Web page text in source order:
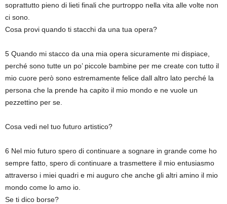
soprattutto pieno di lieti finali che purtroppo nella vita alle volte non
ci sono.
Cosa provi quando ti stacchi da una tua opera?
5 Quando mi stacco da una mia opera sicuramente mi dispiace,
perché sono tutte un po’ piccole bambine per me create con tutto il
mio cuore però sono estremamente felice dall altro lato perché la
persona che la prende ha capito il mio mondo e ne vuole un
pezzettino per se.
Cosa vedi nel tuo futuro artistico?
6 Nel mio futuro spero di continuare a sognare in grande come ho
sempre fatto, spero di continuare a trasmettere il mio entusiasmo
attraverso i miei quadri e mi auguro che anche gli altri amino il mio
mondo come lo amo io.
Se ti dico borse?